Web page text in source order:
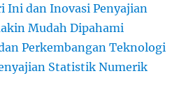
Ini dan Inovasi Penyajian
Mudah Dipahami
Perkembangan Teknologi
Statistik Numerik